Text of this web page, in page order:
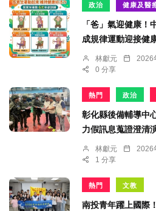
政治 健康及醫
「爸」氣迎健康
成規律運動迎接健
林獻元 2026
0 分享
熱門 政治
彰化縣後備輔導中
力假訊息蒐證澄清
林獻元 2026
1 分享
熱門 文教
南投青年躍上國際